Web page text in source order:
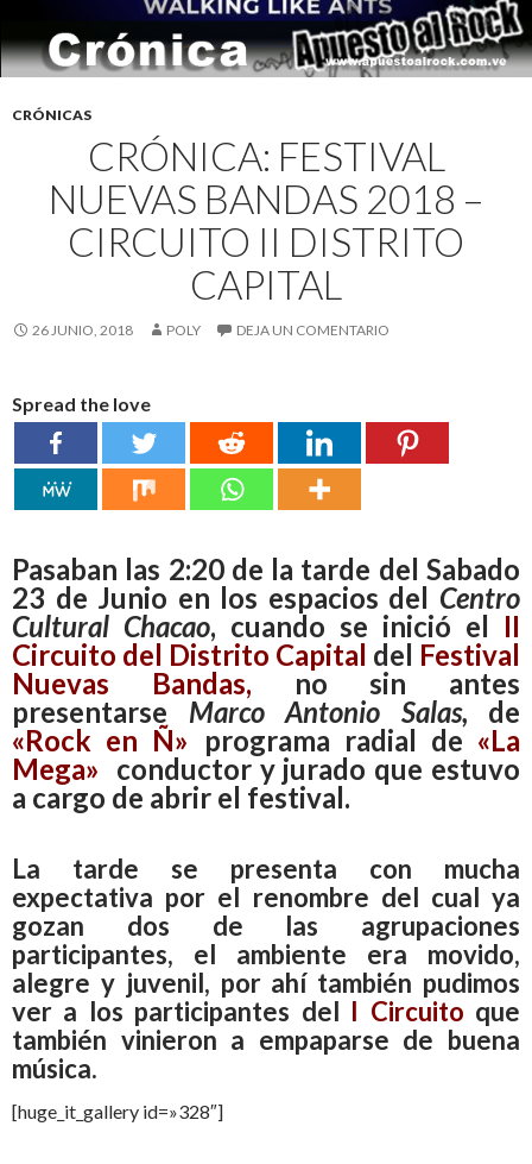
CRÓNICAS
CRÓNICA: FESTIVAL
NUEVAS BANDAS 2018 –
CIRCUITO II DISTRITO
CAPITAL
26 JUNIO, 2018 POLY DEJA UN COMENTARIO
Spread the love
Pasaban las 2:20 de la tarde del Sabado
23 de Junio en los espacios del Centro
Cultural Chacao, cuando se inició el II
Circuito del Distrito Capital del Festival
Nuevas Bandas, no sin antes
presentarse Marco Antonio Salas, de
«Rock en Ñ» programa radial de «La
Mega» conductor y jurado que estuvo
a cargo de abrir el festival.
La tarde se presenta con mucha
expectativa por el renombre del cual ya
gozan dos de las agrupaciones
participantes, el ambiente era movido,
alegre y juvenil, por ahí también pudimos
ver a los participantes del I Circuito que
también vinieron a empaparse de buena
música.
[huge_it_gallery id=»328″]